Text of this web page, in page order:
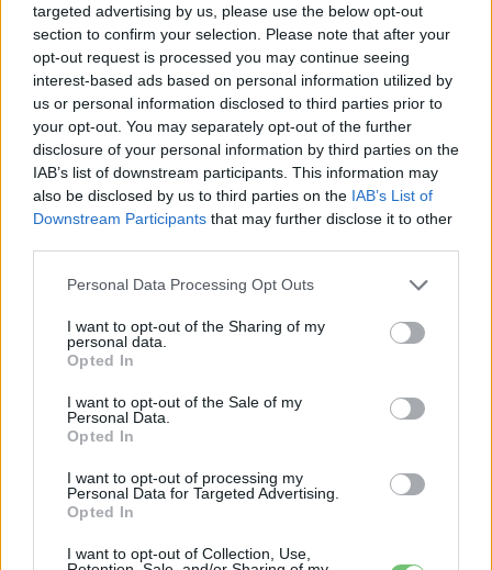
targeted advertising by us, please use the below opt-out
section to confirm your selection. Please note that after your
opt-out request is processed you may continue seeing
interest-based ads based on personal information utilized by
us or personal information disclosed to third parties prior to
your opt-out. You may separately opt-out of the further
disclosure of your personal information by third parties on the
IAB’s list of downstream participants. This information may
also be disclosed by us to third parties on the IAB’s List of
Downstream Participants that may further disclose it to other
Personal Data Processing Opt Outs
I want to opt-out of the Sharing of my
personal data.
Opted In
I want to opt-out of the Sale of my
Personal Data.
Opted In
I want to opt-out of processing my
Personal Data for Targeted Advertising.
Opted In
I want to opt-out of Collection, Use,
úgynevezettzérógravitációs ülésektalálhatók, amelyek
nagy dőlésszöget tesznek lehetővé, ez pedig hosszabb
utazások során is prémium komfortot ígér.
Hátul szellőztetés, fűtés és masszázsfunkció is
rendelkezésre áll, vagyis a második sori utasok kényelme a
luxuslimuzinok szintjét célozza. A második és harmadik
üléssorhoz rugalmasan állítható,elektrokromatikus
megoldás egyszerre növeli a komfortot, a hővédelmet és
az utastéri exkluzivitást, ami különösen fontos lehet a kínai
prémiumvásárlók számára.
900 voltos rendszerrel és
kétmotoros hajtással jön a Nio ES9
900 voltos nagyfeszültségű
architektúrájára
rendszerrelérkezik. A hajtásról két villanymotor